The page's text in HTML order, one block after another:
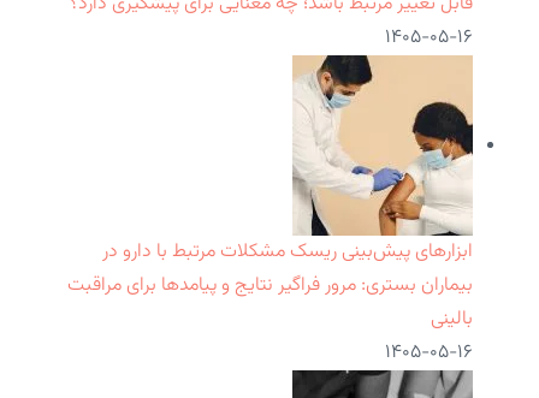
۱۴۰۵-۰۵-۱۶
ابزارهای پیش‌بینی ریسک مشکلات مرتبط با دارو در
بیماران بستری: مرور فراگیر نتایج و پیامدها برای مراقبت
بالینی
۱۴۰۵-۰۵-۱۶